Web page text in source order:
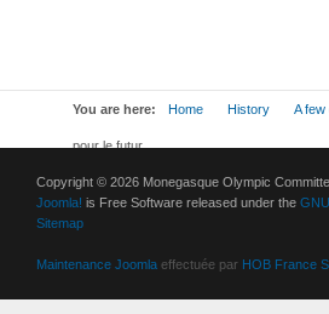
You are here: Home History A few
pour le futur
Copyright © 2026 Monegasque Olympic
Joomla! is Free Software released under the
Sitemap
Maintenance Joomla effectuée par HOB France